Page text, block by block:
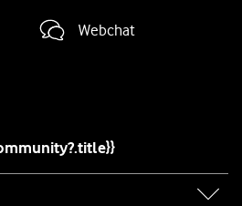
Webchat